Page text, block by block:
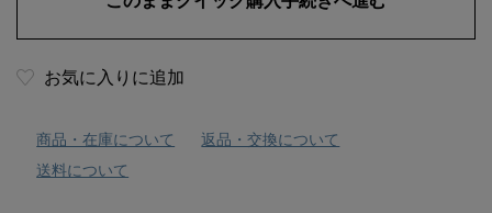
お気に入りに追加
商品・在庫について
返品・交換について
送料について